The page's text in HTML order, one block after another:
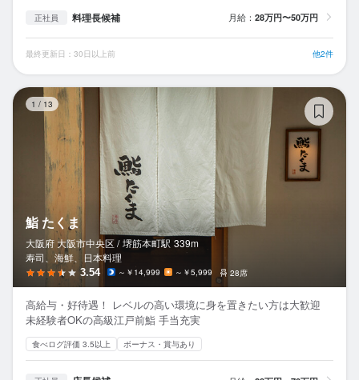
正社員 料理長候補 月給： 28万円〜50万円
最終更新日：30日以上前 他2件
1 / 13
鮨 たくま
大阪府 大阪市中央区 / 堺筋本町駅 339m
寿司、海鮮、日本料理
3.54 ～￥14,999 ～￥5,999 28席
高給与・好待遇！ レベルの高い環境に身を置きたい方は大歓迎
未経験者OKの高級江戸前鮨 手当充実
食べログ評価 3.5以上 ボーナス・賞与あり